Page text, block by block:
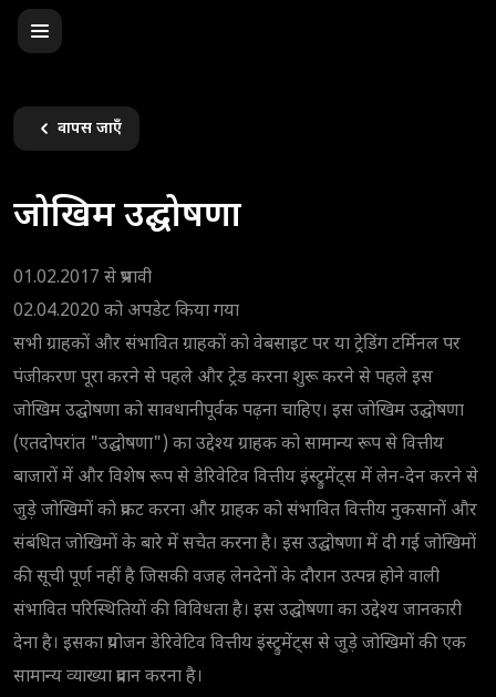
वापस जाएँ
जोखिम उद्घोषणा
01.02.2017 से प्रभावी
02.04.2020 को अपडेट किया गया
सभी ग्राहकों और संभावित ग्राहकों को वेबसाइट पर या ट्रेडिंग टर्मिनल पर
पंजीकरण पूरा करने से पहले और ट्रेड करना शुरू करने से पहले इस
जोखिम उद्घोषणा को सावधानीपूर्वक पढ़ना चाहिए। इस जोखिम उद्घोषणा
(एतदोपरांत "उद्घोषणा") का उद्देश्य ग्राहक को सामान्य रूप से वित्तीय
बाजारों में और विशेष रूप से डेरिवेटिव वित्तीय इंस्ट्रुमेंट्स में लेन-देन करने से
जुड़े जोखिमों को प्रकट करना और ग्राहक को संभावित वित्तीय नुकसानों और
संबंधित जोखिमों के बारे में सचेत करना है। इस उद्घोषणा में दी गई जोखिमों
की सूची पूर्ण नहीं है जिसकी वजह लेनदेनों के दौरान उत्पन्न होने वाली
संभावित परिस्थितियों की विविधता है। इस उद्घोषणा का उद्देश्य जानकारी
देना है। इसका प्रयोजन डेरिवेटिव वित्तीय इंस्ट्रुमेंट्स से जुड़े जोखिमों की एक
सामान्य व्याख्या प्रदान करना है।